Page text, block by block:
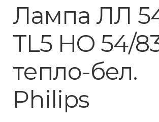
Лампа ЛЛ
TL5 HO 54/
тепло-бел.
Philips